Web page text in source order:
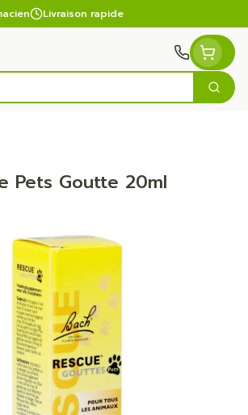
Livraison rapide
Pets Goutte 20ml